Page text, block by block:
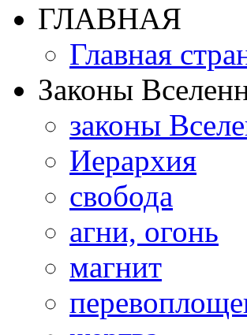
ГЛАВНАЯ
Главная
Законы
законы
Иерархия
свобода
агни, огонь
магнит